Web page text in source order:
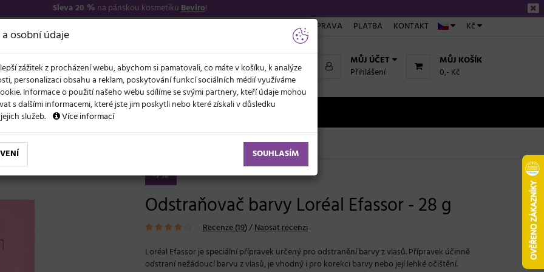
Sleva 20 % na pánskou kosmetikuBeviro!
Kč
DOPRAVA PLATBA KONTAKT
MŮJ KOŠÍK
0,- Kč
MŮJ ÚČET
Přihlášení
NOVĚ LÉTO A VLASY AKCE
Odstraňovač barvy Loréal Efassor - 28 g
-7%
Odstraňovač barvy Loréal Efassor - 28 g
Recenze (19)/Napsat recenzi
Loréal Efassor je speciální přípravek určený pro odstranění barvy z vlasů. Přípravek účinně
odstraní nežádoucí barvu z vlasů, je vhodný i pro korekci barvy nebo její lehké očištění.
osobní údaje
zážitek z procházení webu, abychom si pamatovali, co máte v košíku, k analýze
personalizaci obsahu a reklam, poskytování funkcí sociálních médií využíváme
Informace o použití našeho webu sdílíme se svými partnery, kteří údaje mohou
s dalšími informacemi, které jste jim poskytli nebo které získali v důsledku
služeb.
Více informací
SOUHLASÍM